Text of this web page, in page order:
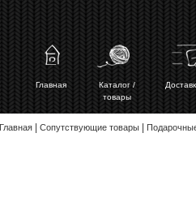
Главная
Каталог /
товары
Вы здесь
Главная Сопутствующие товары